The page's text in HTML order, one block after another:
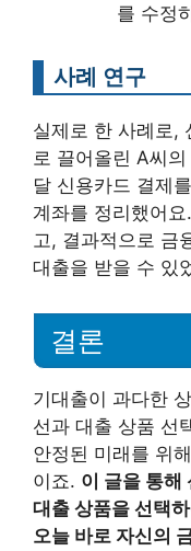
를 수정
사례 연구
실제로 한 사례로,
로 끌어올린 A씨
달 신용카드 결제
계좌를 정리했어
고, 결과적으로 금
대출을 받을 수 있
결론
기대출이 과다한
선과 대출 상품 선
안정된 미래를 위
이죠. 이 글을 통해
대출 상품을 선택
오늘 바로 자신의